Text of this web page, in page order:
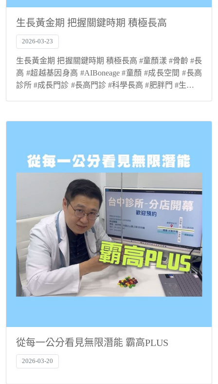
生長黃金期 把握關鍵時期 積極長高
2026-03-23
生長黃金期 把握關鍵時期 積極長高 #童顏漾 #骨齡 #長
高 #超越基因身高 #AIBoneage #童顏 #成長空間 #長高
診所 #成長門診 #長高門診 #科學長高 #肥胖門 #生長激
從每一公分看見無限潛能 霸高PLUS
2026-03-20